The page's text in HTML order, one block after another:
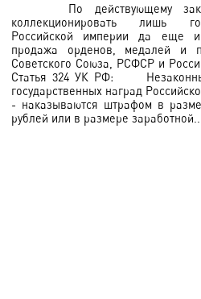
По действующему
коллекционировать лишь
Российской империи да еще
продажа орденов, медалей и
Советского Союза, РСФСР и
Статья 324 УК РФ:
государственных наград
- наказываются штрафом в
рублей или в размере заработной...